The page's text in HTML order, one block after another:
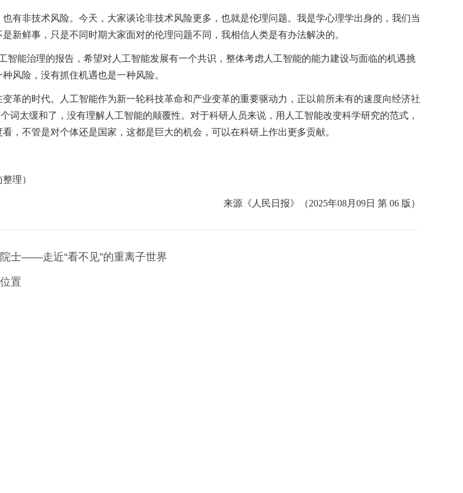
有非技术风险。今天，大家谈论非技术风险更多，也就是伦理问题。我是学心理学出身的，我们当
新鲜事，只是不同时期大家面对的伦理问题不同，我相信人类是有办法解决的。
能治理的报告，希望对人工智能发展有一个共识，整体考虑人工智能的能力建设与面临的机遇挑
风险，没有抓住机遇也是一种风险。
革的时代。人工智能作为新一轮科技革命和产业变革的重要驱动力，正以前所未有的速度向经济社
词太缓和了，没有理解人工智能的颠覆性。对于科研人员来说，用人工智能改变科学研究的范式，
，不管是对个体还是国家，这都是巨大的机会，可以在科研上作出更多贡献。
理）
来源《人民日报》（2025年08月09日 第 06 版）
士——走近“看不见”的重离子世界
置